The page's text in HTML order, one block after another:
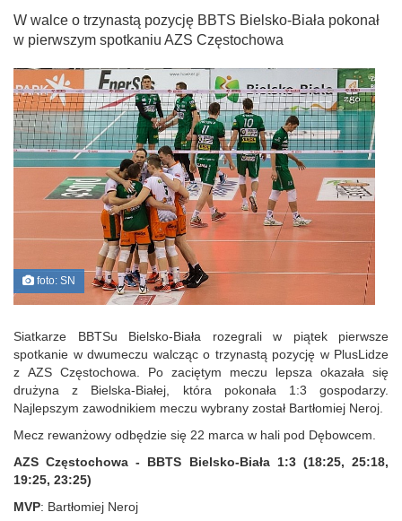
W walce o trzynastą pozycję BBTS Bielsko-Biała pokonał
w pierwszym spotkaniu AZS Częstochowa
foto: SN
Siatkarze BBTSu Bielsko-Biała rozegrali w piątek pierwsze
spotkanie w dwumeczu walcząc o trzynastą pozycję w PlusLidze
z AZS Częstochowa. Po zaciętym meczu lepsza okazała się
drużyna z Bielska-Białej, która pokonała 1:3 gospodarzy.
Najlepszym zawodnikiem meczu wybrany został Bartłomiej Neroj.
Mecz rewanżowy odbędzie się 22 marca w hali pod Dębowcem.
AZS Częstochowa - BBTS Bielsko-Biała 1:3 (18:25, 25:18,
19:25, 23:25)
MVP: Bartłomiej Neroj